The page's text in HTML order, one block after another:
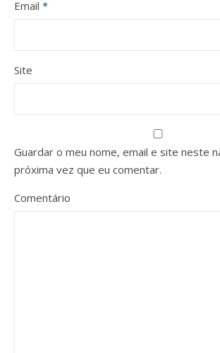
Email *
Site
Guardar o meu nome, email e site neste
próxima vez que eu comentar.
Comentário